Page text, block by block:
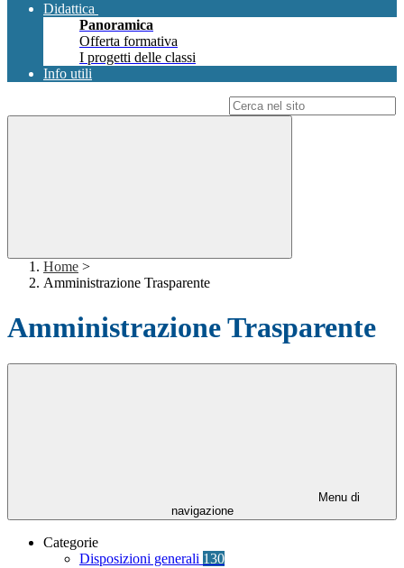
Didattica
Panoramica
Offerta formativa
I progetti delle classi
Info utili
Home >
Amministrazione Trasparente
Amministrazione Trasparente
Menu di
navigazione
Categorie
Disposizioni generali 130